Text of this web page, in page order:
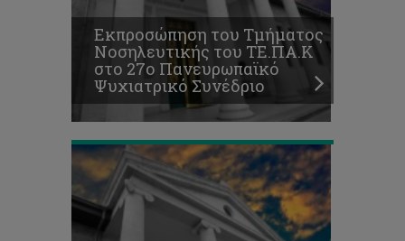
Εκπροσώπηση του Τμήματος
Νοσηλευτικής του ΤΕ.ΠΑ.Κ
στο 27ο Πανευρωπαϊκό
Ψυχιατρικό Συνέδριο
δημόσια
εκδήλωση
του
Ευρωπαϊκού
έργου
INTELed